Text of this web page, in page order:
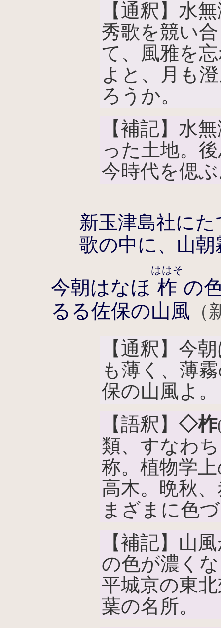
【通釈】水
秀歌を競い
て、風雅を
よと、月も
ろうか。
【補記】水
った土地。
今時代を偲
新玉津島社に
歌の中に、山
今朝はなほ 柞
ははそ
の
るる佐保の山風
【通釈】今
も薄く、薄
保の山風よ。
【語釈】 ◇柞
類、すなわ
称。植物学
高木。晩秋
まざまに色
【補記】山
の色が濃く
平城京の東
葉の名所。